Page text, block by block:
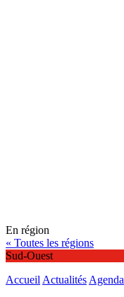
En région
« Toutes les régions
Sud-Ouest
Accueil Actualités Agenda